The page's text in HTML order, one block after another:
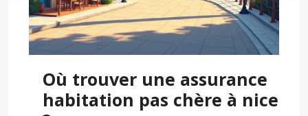
Où trouver une assurance
habitation pas chère à nice